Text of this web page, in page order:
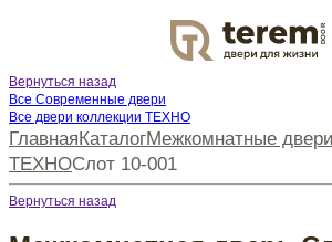
DOOR
Вернуться назад
Все Современные двери
Все двери коллекции ТЕХНО
Главная КаталогМежкомнатные двери
ТЕХНОСлот 10-001
Вернуться назад